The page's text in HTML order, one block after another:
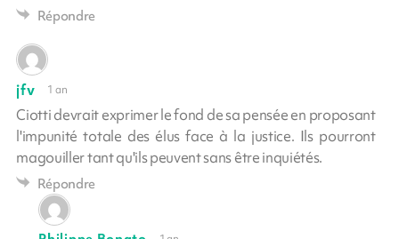
Répondre
jfv 1 an
Ciotti devrait exprimer le fond de sa pensée en proposant
l'impunité totale des élus face à la justice. Ils pourront
magouiller tant qu'ils peuvent sans être inquiétés.
Répondre